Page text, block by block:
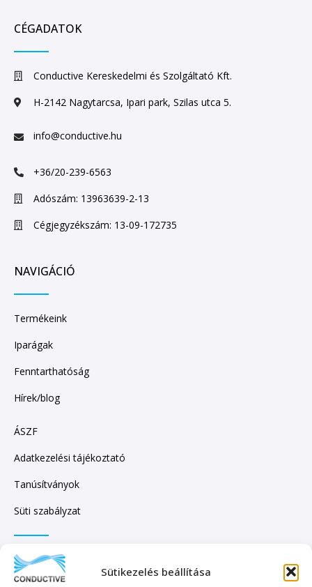
Sütikezelés beállítása
CÉGADATOK
Conductive Kereskedelmi és Szolgáltató Kft.
H-2142 Nagytarcsa, Ipari park, Szilas utca 5.
info@conductive.hu
+36/20-239-6563
Adószám: 13963639-2-13
Cégjegyzékszám: 13-09-172735
NAVIGÁCIÓ
Termékeink
Iparágak
Fenntarthatóság
Hírek/blog
ÁSZF
Adatkezelési tájékoztató
Tanúsítványok
Süti szabályzat
IRATKOZZON FEL HÍRLEVELÜNKRE!